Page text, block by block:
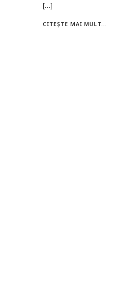
[…]
CITEȘTE MAI MULT...